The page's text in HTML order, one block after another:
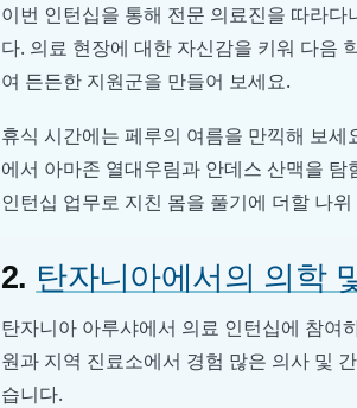
이번 인턴십을 통해 전문 의료진을 따라
다. 의료 현장에 대한 자신감을 키워 다음
여 든든한 지원군을 만들어 보세요.
휴식 시간에는 페루의 여름을 만끽해 보
에서 아마존 열대우림과 안데스 산맥을
인턴십 업무로 지친 몸을 풀기에 더할 나
2. 탄자니아에서의 의학
탄자니아 아루샤에서 의료 인턴십에 참여
원과 지역 진료소에서 경험 많은 의사 및
습니다.